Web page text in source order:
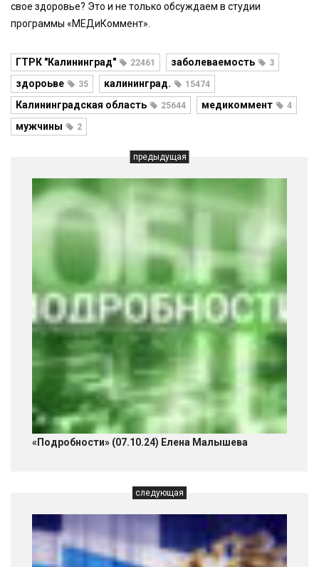
свое здоровье? Это и не только обсуждаем в студии
программы «МЕДиКоммент».
ГТРК "Калининград" 22461 заболеваемость 3
здороьве 35 калининград. 15474
Калининградская область 25644 медикоммент 4
мужчины 2
предыдущая
«Подробности» (07.10.24) Елена Малышева
следующая